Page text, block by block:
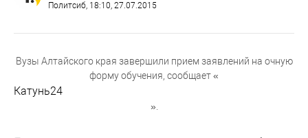
Политсиб, 18:10, 27.07.2015
Вузы Алтайского края завершили прием заявлений на очную
форму обучения, сообщает «
Катунь24
».